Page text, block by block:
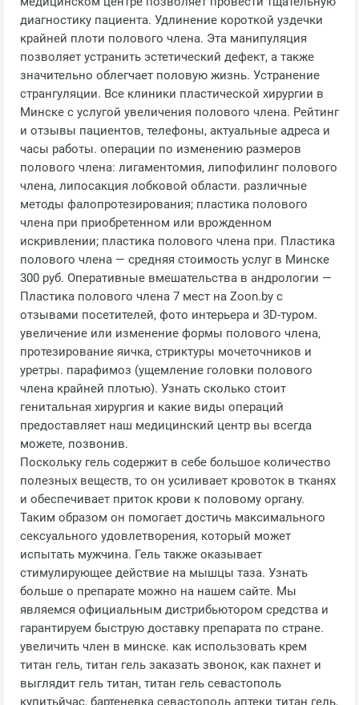
диагностику пациента. Удлинение короткой уздечки
крайней плоти полового члена. Эта манипуляция
позволяет устранить эстетический дефект, а также
значительно облегчает половую жизнь. Устранение
странгуляции. Все клиники пластической хирургии в
Минске с услугой увеличения полового члена. Рейтинг
и отзывы пациентов, телефоны, актуальные адреса и
часы работы. операции по изменению размеров
полового члена: лигаментомия, липофилинг полового
члена, липосакция лобковой области. различные
методы фалопротезирования; пластика полового
члена при приобретенном или врожденном
искривлении; пластика полового члена при. Пластика
полового члена — средняя стоимость услуг в Минске
300 руб. Оперативные вмешательства в андрологии —
Пластика полового члена 7 мест на Zoon.by с
отзывами посетителей, фото интерьера и 3D-туром.
увеличение или изменение формы полового члена,
протезирование яичка, стриктуры мочеточников и
уретры. парафимоз (ущемление головки полового
члена крайней плотью). Узнать сколько стоит
генитальная хирургия и какие виды операций
предоставляет наш медицинский центр вы всегда
можете, позвонив.
Поскольку гель содержит в себе большое количество
полезных веществ, то он усиливает кровоток в тканях
и обеспечивает приток крови к половому органу.
Таким образом он помогает достичь максимального
сексуального удовлетворения, который может
испытать мужчина. Гель также оказывает
стимулирующее действие на мышцы таза. Узнать
больше о препарате можно на нашем сайте. Мы
являемся официальным дистрибьютором средства и
гарантируем быструю доставку препарата по стране.
увеличить член в минске. как использовать крем
титан гель, титан гель заказать звонок, как пахнет и
выглядит гель титан, титан гель севастополь
купитьйчас, бартеневка севастополь аптеки титан гель,